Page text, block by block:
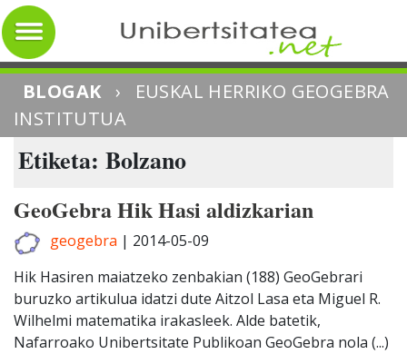
BLOGAK ›
EUSKAL HERRIKO GEOGEBRA
INSTITUTUA
Etiketa: Bolzano
GeoGebra Hik Hasi aldizkarian
geogebra | 2014-05-09
Hik Hasiren maiatzeko zenbakian (188) GeoGebrari
buruzko artikulua idatzi dute Aitzol Lasa eta Miguel R.
Wilhelmi matematika irakasleek. Alde batetik,
Nafarroako Unibertsitate Publikoan GeoGebra nola (...)